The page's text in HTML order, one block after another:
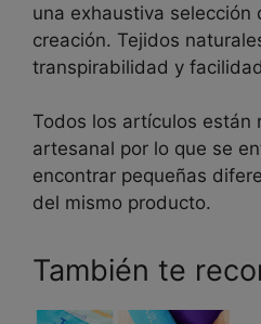
una exhaustiva selección
creación. Tejidos
transpirabilidad y
Todos los artículos están
artesanal por lo que se
encontrar pequeñas
del mismo producto.
También te